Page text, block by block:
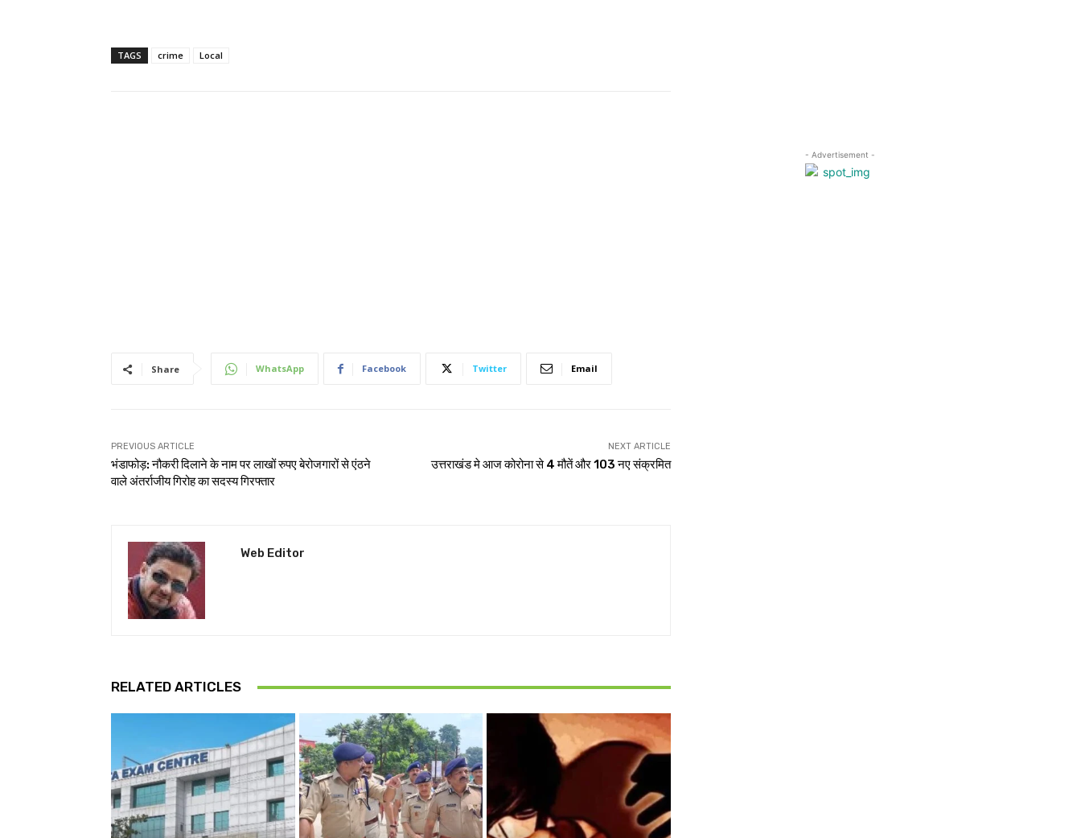
TAGS crime Local
Share WhatsApp Facebook Twitter Email
PREVIOUS ARTICLE
भंडाफोड़: नौकरी दिलाने के नाम पर लाखों रुपए बेरोजगारों से एंठने
वाले अंतर्राजीय गिरोह का सदस्य गिरफ्तार
NEXT ARTICLE
उत्तराखंड मे आज कोरोना से 4 मौतें और 103 नए संक्रमित
Web Editor
RELATED ARTICLES
- Advertisement -